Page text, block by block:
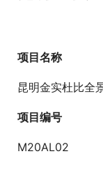
项目名称
昆明金实杜比全
项目编号
M20AL02